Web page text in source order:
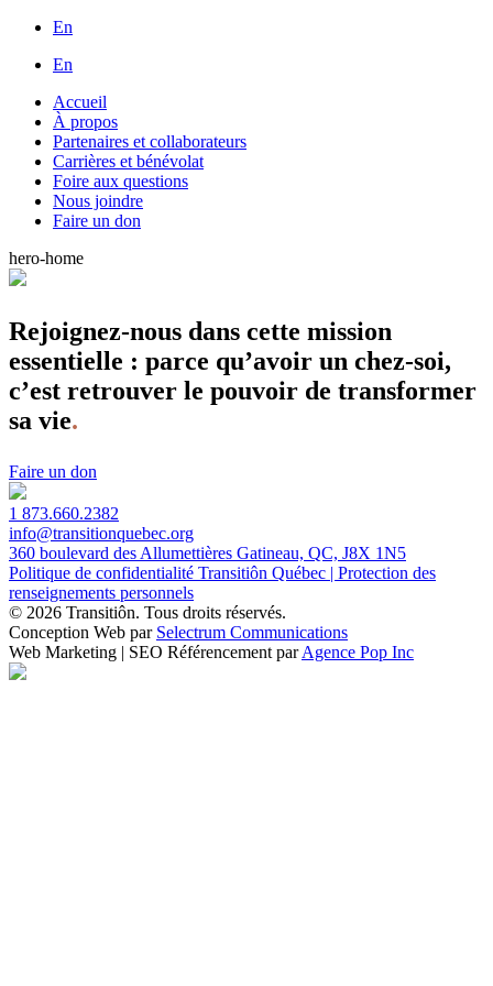
En
En
Accueil
À propos
Partenaires et collaborateurs
Carrières et bénévolat
Foire aux questions
Nous joindre
Faire un don
hero-home
Rejoignez-nous dans cette mission
essentielle : parce qu’avoir un chez-soi,
c’est retrouver le pouvoir de transformer
sa vie.
Faire un don
1 873.660.2382
info@transitionquebec.org
360 boulevard des Allumettières Gatineau, QC, J8X 1N5
Politique de confidentialité Transitiôn Québec | Protection des
renseignements personnels
© 2026 Transitiôn. Tous droits réservés.
Conception Web par Selectrum Communications
Web Marketing | SEO Référencement parAgence Pop Inc